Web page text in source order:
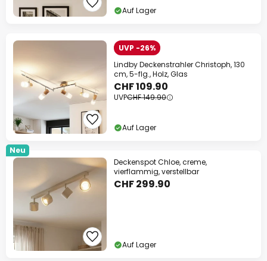
Auf Lager
UVP -26%
Lindby Deckenstrahler Christoph, 130
cm, 5-flg., Holz, Glas
CHF 109.90
UVPCHF 149.90
Auf Lager
Neu
Deckenspot Chloe, creme,
vierflammig, verstellbar
CHF 299.90
Auf Lager